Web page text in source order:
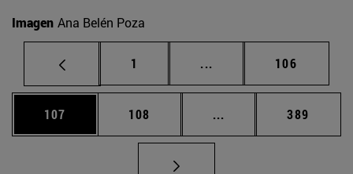
Imagen Ana Belén Poza
Página
1 ... Páginas intermedias
Página
106
Página
107 Página
108 ... Páginas intermedias
Página
389